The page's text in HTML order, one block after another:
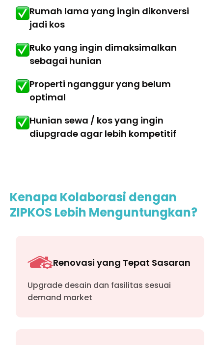
Rumah lama yang ingin dikonversi
jadi kos
Ruko yang ingin dimaksimalkan
sebagai hunian
Properti nganggur yang belum
optimal
Hunian sewa / kos yang ingin
diupgrade agar lebih kompetitif
Kenapa Kolaborasi dengan
ZIPKOS Lebih Menguntungkan?
Renovasi yang Tepat Sasaran
Upgrade desain dan fasilitas sesuai
demand market